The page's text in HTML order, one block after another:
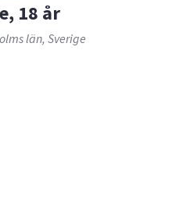
18 år
län, Sverige